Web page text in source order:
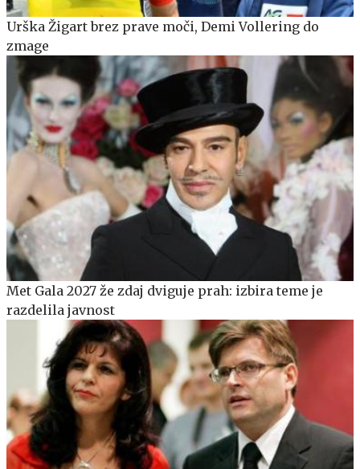
Urška Žigart brez prave moči, Demi Vollering do
zmage
Met Gala 2027 že zdaj dviguje prah: izbira teme je
razdelila javnost